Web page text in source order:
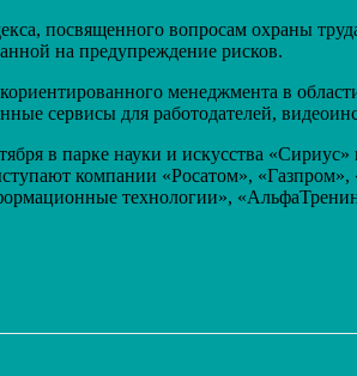
посвященного вопросам охраны
на предупреждение рисков.
менеджмента в
сервисы для работодателей,
в парке науки и искусства
компании «Росатом»,
технологии»,